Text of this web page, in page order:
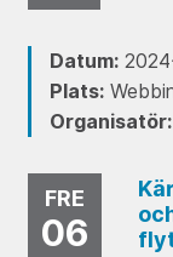
Datum:
Plats:
Organisatör:
FRE
06